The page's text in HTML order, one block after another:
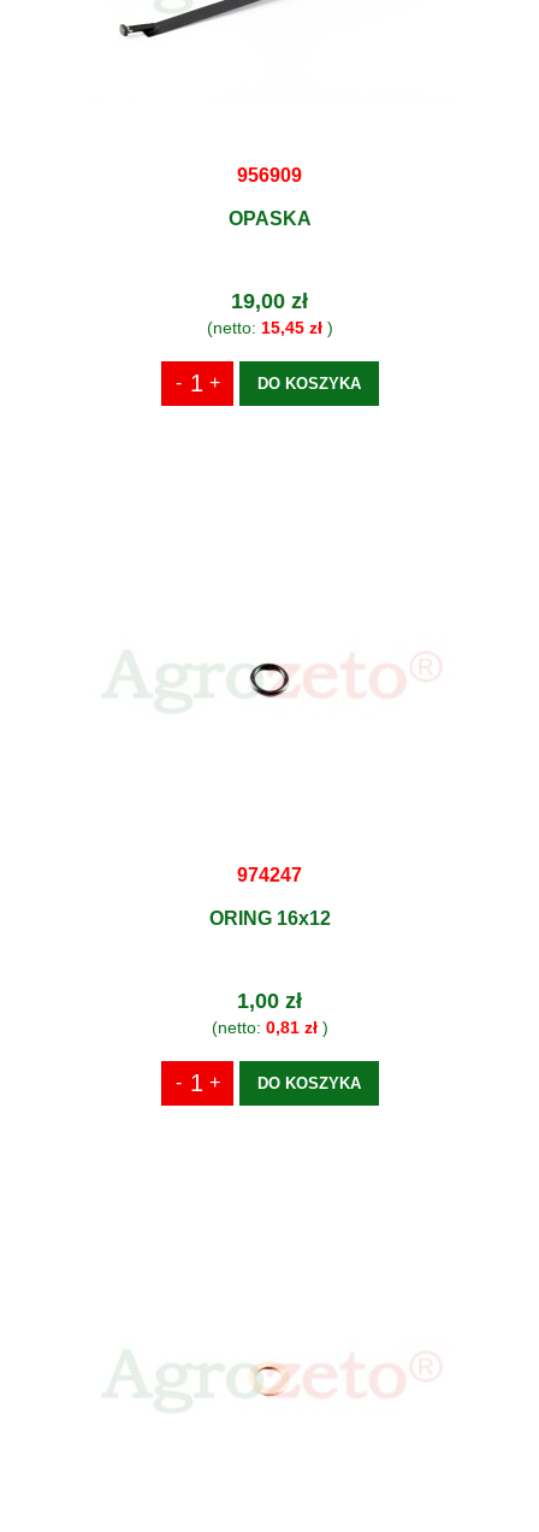
956909
OPASKA
19,00 zł
(netto: 15,45 zł)
DO KOSZYKA
974247
ORING 16x12
1,00 zł
(netto: 0,81 zł)
DO KOSZYKA